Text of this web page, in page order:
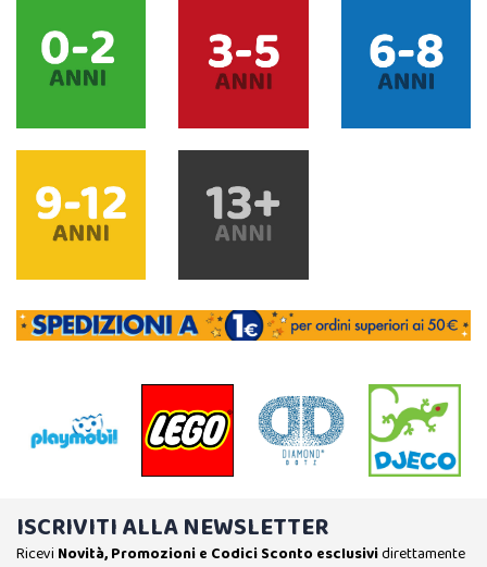
ISCRIVITI ALLA NEWSLETTER
Ricevi Novità, Promozioni e Codici Sconto esclusividirettamente